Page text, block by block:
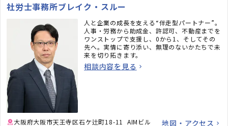
社労士事務所ブレイク・スルー
人と企業の成長を支える“伴走型パートナー”。
人事・労務から助成金、許認可、不動産までを
ワンストップで支援し、0から1、そしてその
先へ。実情に寄り添い、無理のないかたちで未
来を切り拓きます。
相談内容を見る
大阪府大阪市天王寺区石ケ辻町18-11 AIMビル
地図・アクセス